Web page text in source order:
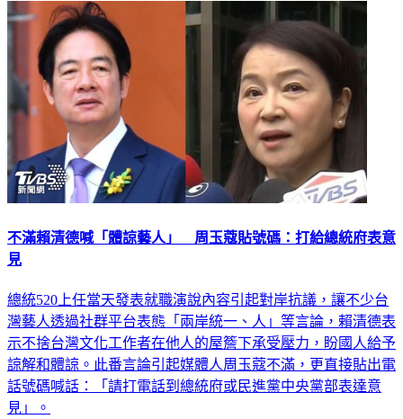
不滿賴清德喊「體諒藝人」 周玉蔻貼號碼：打給總統府表意
見
總統520上任當天發表就職演說內容引起對岸抗議，讓不少台
灣藝人透過社群平台表態「兩岸統一、人」等言論，賴清德表
示不捨台灣文化工作者在他人的屋簷下承受壓力，盼國人給予
諒解和體諒。此番言論引起媒體人周玉蔻不滿，更直接貼出電
話號碼喊話：「請打電話到總統府或民進黨中央黨部表達意
見」。